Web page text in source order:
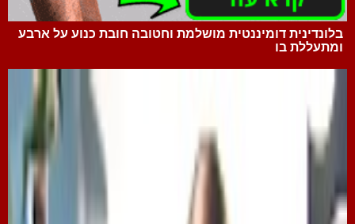
בלונדינית דומיננטית מושלמת וחטובה חובת כנוע על ארבע
ומתעללת בו